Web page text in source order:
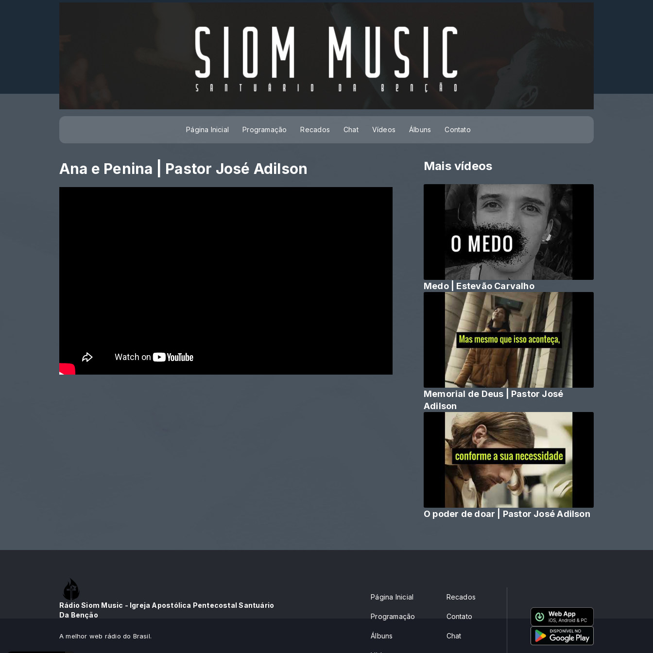
Página Inicial Programação Recados Chat Vídeos Álbuns Contato
Ana e Penina | Pastor José Adilson Mais vídeos
Medo | Estevão Carvalho
Memorial de Deus | Pastor José
Adilson
O poder de doar | Pastor José Adilson
Rádio Siom Music - Igreja Apostólica Pentecostal Santuário
Da Benção
A melhor web rádio do Brasil.
Página Inicial
Programação
Álbuns
Recados
Contato
Chat